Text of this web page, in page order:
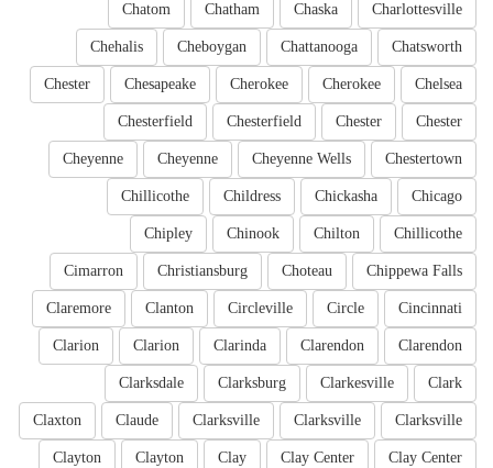
Charlottesville
Chaska
Chatham
Chatom
Chatsworth
Chattanooga
Cheboygan
Chehalis
Chelsea
Cherokee
Cherokee
Chesapeake
Chester
Chester
Chester
Chesterfield
Chesterfield
Chestertown
Cheyenne Wells
Cheyenne
Cheyenne
Chicago
Chickasha
Childress
Chillicothe
Chillicothe
Chilton
Chinook
Chipley
Chippewa Falls
Choteau
Christiansburg
Cimarron
Cincinnati
Circle
Circleville
Clanton
Claremore
Clarendon
Clarendon
Clarinda
Clarion
Clarion
Clark
Clarkesville
Clarksburg
Clarksdale
Clarksville
Clarksville
Clarksville
Claude
Claxton
Clay Center
Clay Center
Clay
Clayton
Clayton